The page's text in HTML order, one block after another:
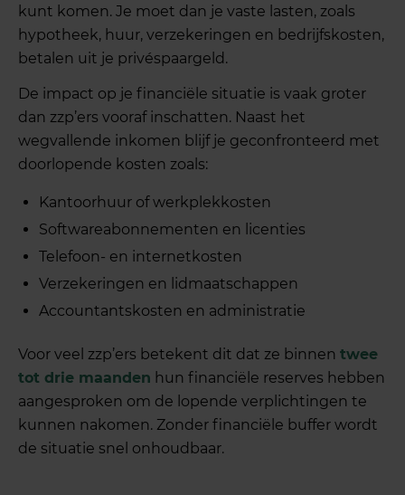
kunt komen. Je moet dan je vaste lasten, zoals
hypotheek, huur, verzekeringen en bedrijfskosten,
betalen uit je privéspaargeld.
De impact op je financiële situatie is vaak groter
dan zzp’ers vooraf inschatten. Naast het
wegvallende inkomen blijf je geconfronteerd met
doorlopende kosten zoals:
Kantoorhuur of werkplekkosten
Softwareabonnementen en licenties
Telefoon- en internetkosten
Verzekeringen en lidmaatschappen
Accountantskosten en administratie
Voor veel zzp’ers betekent dit dat ze binnentwee
tot drie maanden hun financiële reserves hebben
aangesproken om de lopende verplichtingen te
kunnen nakomen. Zonder financiële buffer wordt
de situatie snel onhoudbaar.